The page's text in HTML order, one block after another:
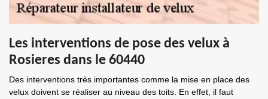
Les interventions de pose des velux à
Rosieres dans le 60440
Des interventions très importantes comme la mise en place des
velux doivent se réaliser au niveau des toits. En effet, il faut